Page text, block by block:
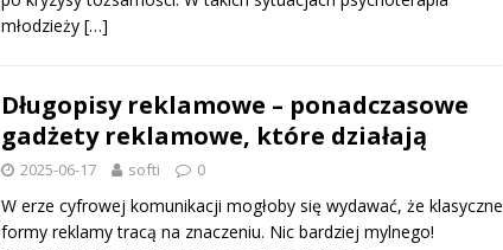
młodzieży […]
Długopisy reklamowe – ponadczasowe
gadżety reklamowe, które działają
2025-06-17 softi 0
W erze cyfrowej komunikacji mogłoby się wydawać, że klasyczne
formy reklamy tracą na znaczeniu. Nic bardziej mylnego!